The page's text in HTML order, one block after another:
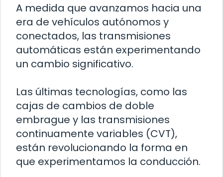
A medida que avanzamos hacia una
era de vehículos autónomos y
conectados, las transmisiones
automáticas están experimentando
un cambio significativo.
Las últimas tecnologías, como las
cajas de cambios de doble
embrague y las transmisiones
continuamente variables (CVT),
están revolucionando la forma en
que experimentamos la conducción.